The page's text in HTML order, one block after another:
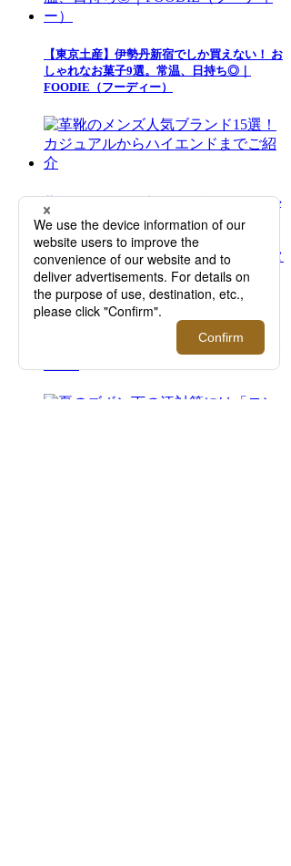
【東京土産】伊勢丹新宿でしか買えない！ お
しゃれなお菓子9選。常温、日持ち◎｜
FOODIE（フーディー）
革靴のメンズ人気ブランド15選！カジュアル
からハイエンドまでご紹介
＜999.9/フォーナインズ＞夏のスタイリング
を彩るサングラスの数々が集結！【伊勢丹新